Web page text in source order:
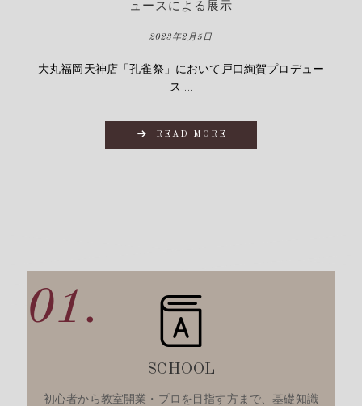
ュースによる展示
2023年2月5日
大丸福岡天神店「孔雀祭」において戸口絢賀プロデュー
ス ...
READ MORE
01.
SCHOOL
初心者から教室開業・プロを目指す方まで、基礎知識